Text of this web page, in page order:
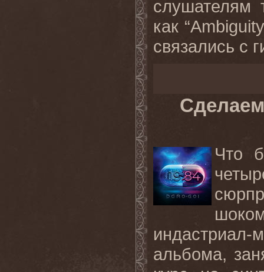
слушателям
как
связались с
Что
альбома,